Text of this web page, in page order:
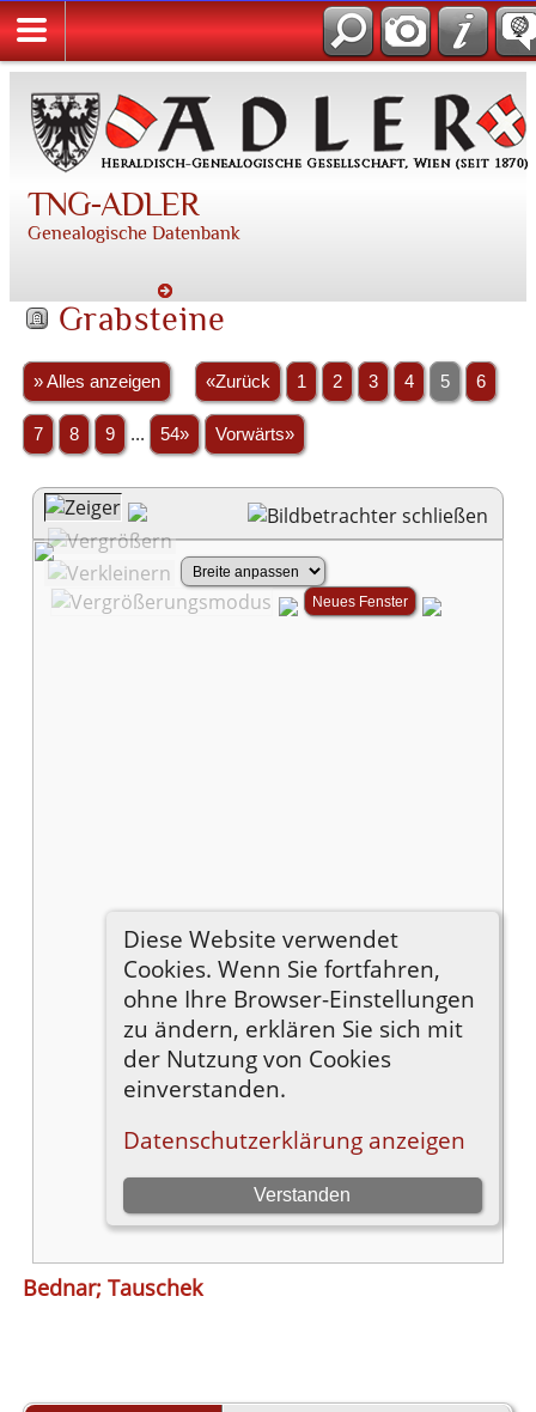
TNG-ADLER
Genealogische Datenbank
Grabsteine
» Alles anzeigen «Zurück 1 2 3 4 5 6
7 8 9 ... 54» Vorwärts»
Bednar; Tauschek